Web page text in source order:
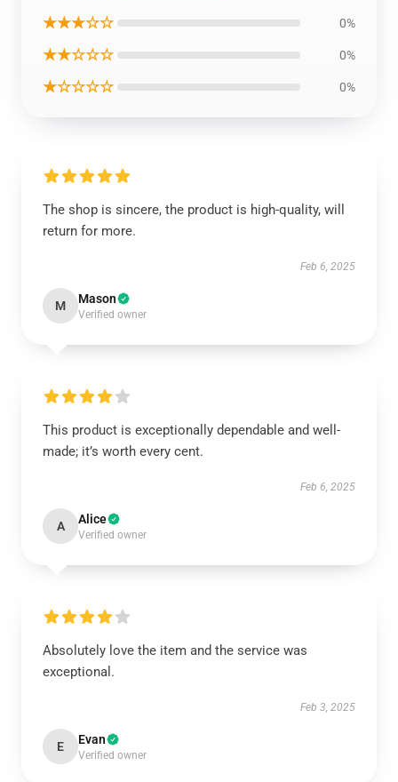
★★★☆☆ 0%
★★☆☆☆ 0%
★☆☆☆☆ 0%
The shop is sincere, the product is high-quality, will
return for more.
Feb 6, 2025
M Mason
Verified owner
This product is exceptionally dependable and well-
made; it’s worth every cent.
Feb 6, 2025
A Alice
Verified owner
Absolutely love the item and the service was
exceptional.
Feb 3, 2025
E Evan
Verified owner